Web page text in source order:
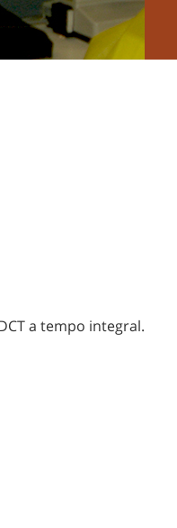
a tempo integral.